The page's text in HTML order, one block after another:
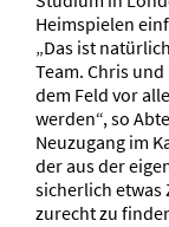
Heimspielen
„Das ist
Team. Chris
dem Feld vor
werden“, so
Neuzugang im
der aus der
sicherlich etwas
zurecht zu